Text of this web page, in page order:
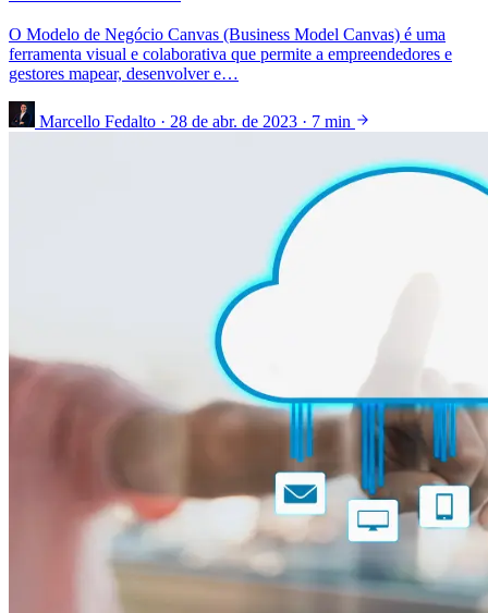
O Modelo de Negócio Canvas (Business Model Canvas) é uma
ferramenta visual e colaborativa que permite a empreendedores e
gestores mapear, desenvolver e…
Marcello Fedalto · 28 de abr. de 2023 · 7 min